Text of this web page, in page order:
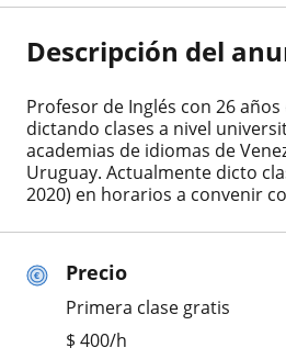
Precio
Primera clase gratis
$ 400/h
Descripción del
Profesor de Inglés con 26
dictando clases a nivel
academias de idiomas de
Uruguay. Actualmente dicto
2020) en horarios a convenir